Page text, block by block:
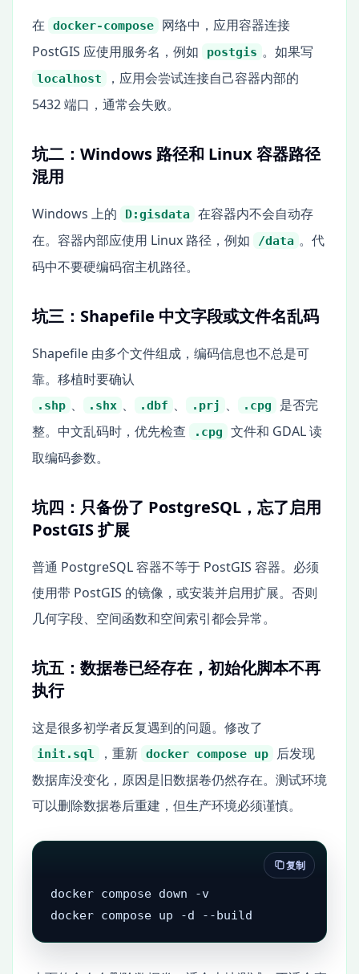
在 docker-compose
网络中，应用容器连接
PostGIS 应使用服务名，例如
postgis 。如果写
localhost
，应用会尝试连接自己容器内部的
5432 端口，通常会失败。
坑二：Windows 路径和 Linux 容器路径
混用
Windows 上的 D:gisdata 在容器内不会自动存
在。容器内部应使用 Linux 路径，例如
/data 。代
码中不要硬编码宿主机路径。
坑三：Shapefile 中文字段或文件名乱码
Shapefile 由多个文件组成，编码信息也不总是可
靠。移植时要确认
.shp 、 .shx 、 .dbf 、 .prj 、 .cpg
是否完
整。中文乱码时，优先检查
.cpg
文件和 GDAL 读
取编码参数。
坑四：只备份了 PostgreSQL，忘了启用
PostGIS 扩展
普通 PostgreSQL 容器不等于 PostGIS 容器。必须
使用带 PostGIS 的镜像，或安装并启用扩展。否则
几何字段、空间函数和空间索引都会异常。
坑五：数据卷已经存在，初始化脚本不再
执行
这是很多初学者反复遇到的问题。修改了
init.sql ，重新 docker compose up
后发现
数据库没变化，原因是旧数据卷仍然存在。测试环境
可以删除数据卷后重建，但生产环境必须谨慎。
docker compose down -v
docker compose up -d --build
复制